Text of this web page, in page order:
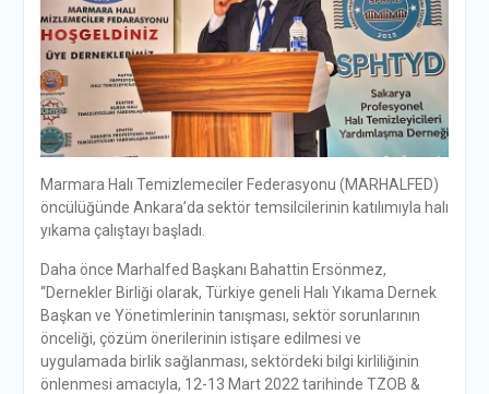
Marmara Halı Temizlemeciler Federasyonu (MARHALFED)
öncülüğünde Ankara’da sektör temsilcilerinin katılımıyla halı
yıkama çalıştayı başladı.
Daha önce Marhalfed Başkanı Bahattin Ersönmez,
“Dernekler Birliği olarak, Türkiye geneli Halı Yıkama Dernek
Başkan ve Yönetimlerinin tanışması, sektör sorunlarının
önceliği, çözüm önerilerinin istişare edilmesi ve
uygulamada birlik sağlanması, sektördeki bilgi kirliliğinin
önlenmesi amacıyla, 12-13 Mart 2022 tarihinde TZOB &